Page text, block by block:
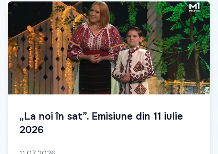
„La noi în sat”. Emisiune din 11 iulie
2026